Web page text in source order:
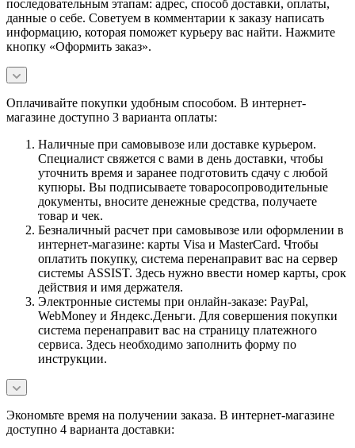
последовательным этапам: адрес, способ доставки, оплаты,
данные о себе. Советуем в комментарии к заказу написать
информацию, которая поможет курьеру вас найти. Нажмите
кнопку «Оформить заказ».
Оплачивайте покупки удобным способом. В интернет-
магазине доступно 3 варианта оплаты:
Наличные при самовывозе или доставке курьером.
Специалист свяжется с вами в день доставки, чтобы
уточнить время и заранее подготовить сдачу с любой
купюры. Вы подписываете товаросопроводительные
документы, вносите денежные средства, получаете
товар и чек.
Безналичный расчет при самовывозе или оформлении в
интернет-магазине: карты Visa и MasterCard. Чтобы
оплатить покупку, система перенаправит вас на сервер
системы ASSIST. Здесь нужно ввести номер карты, срок
действия и имя держателя.
Электронные системы при онлайн-заказе: PayPal,
WebMoney и Яндекс.Деньги. Для совершения покупки
система перенаправит вас на страницу платежного
сервиса. Здесь необходимо заполнить форму по
инструкции.
Экономьте время на получении заказа. В интернет-магазине
доступно 4 варианта доставки: